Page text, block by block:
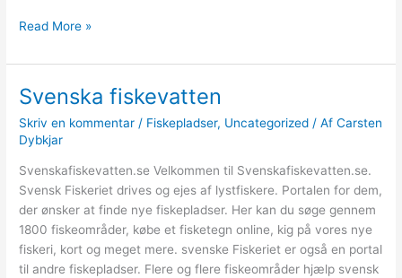
Havørred
ørred
Read More »
Svenska fiskevatten
Skriv en kommentar / Fiskepladser, Uncategorized / AfCarsten
Dybkjar
Svenskafiskevatten.se Velkommen til Svenskafiskevatten.se.
Svensk Fiskeriet drives og ejes af lystfiskere. Portalen for dem,
der ønsker at finde nye fiskepladser. Her kan du søge gennem
1800 fiskeområder, købe et fisketegn online, kig på vores nye
fiskeri, kort og meget mere. svenske Fiskeriet er også en portal
til andre fiskepladser. Flere og flere fiskeområder hjælp svensk